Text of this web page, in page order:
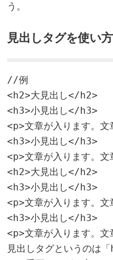
う。
見出しタグを使い
//例
<h2>大見出し</h2>
<h3>小見出し</h3>
<p>文章が入ります。
<h3>小見出し</h3>
<p>文章が入ります。
<h2>大見出し</h2>
<h3>小見出し</h3>
<p>文章が入ります。
<h3>小見出し</h3>
<p>文章が入ります。
見出しタグというのは